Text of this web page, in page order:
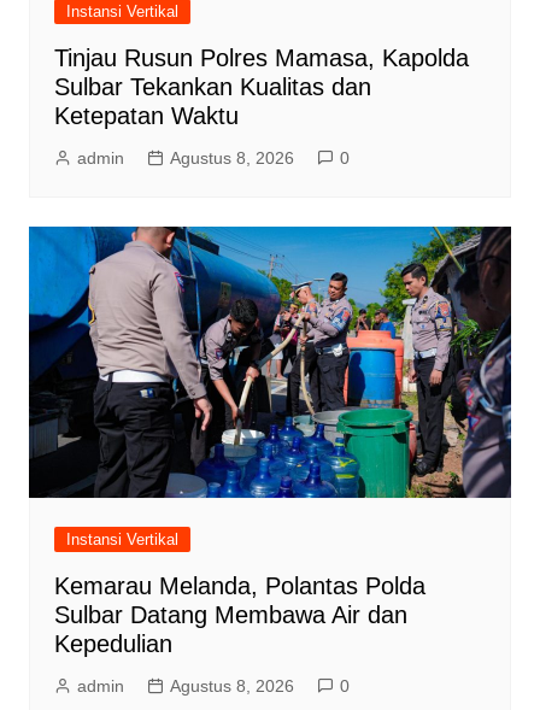
Instansi Vertikal
Tinjau Rusun Polres Mamasa, Kapolda
Sulbar Tekankan Kualitas dan
Ketepatan Waktu
admin Agustus 8, 2026 0
Instansi Vertikal
Kemarau Melanda, Polantas Polda
Sulbar Datang Membawa Air dan
Kepedulian
admin Agustus 8, 2026 0